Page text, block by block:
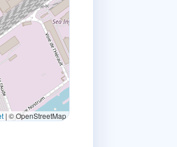
| © OpenStreetMap